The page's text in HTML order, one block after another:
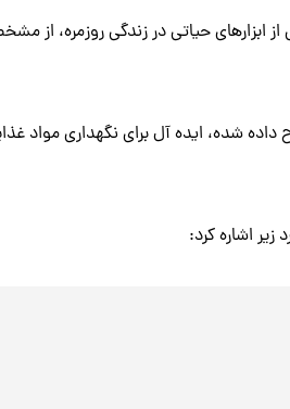
45 و 60 لیتری، به عنوان یکی از ابزارهای حیاتی در
شده، ایده‌ آل برای نگهداری مواد
اشاره کرد: